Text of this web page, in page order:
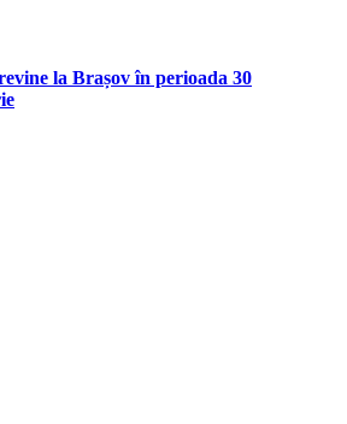
la Brașov în perioada 30